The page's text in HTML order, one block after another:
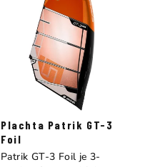
Plachta Patrik GT-3
Foil
Patrik GT-3 Foil je 3-